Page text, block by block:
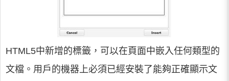
HTML5中新增的標籤，可以在頁面中嵌入任何類型的
文檔。用戶的機器上必須已經安裝了能夠正確顯示文